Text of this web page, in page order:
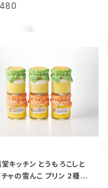
取り寄せ 人気 菓子 冷凍
キッチン とうもろこしと
ャの雪んこ プリン 2種×3